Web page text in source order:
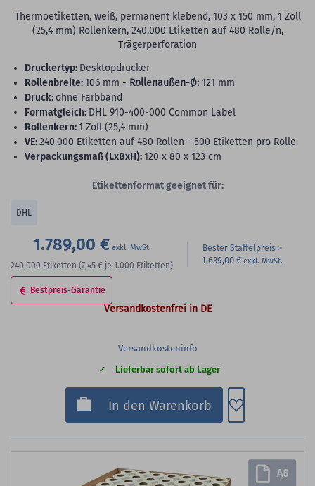
Thermoetiketten, weiß, permanent klebend, 103 x 150 mm, 1 Zoll
(25,4 mm) Rollenkern, 240.000 Etiketten auf 480 Rolle/n,
Trägerperforation
Druckertyp: Desktopdrucker
Rollenbreite:106 mm - Rollenaußen-Ø: 121 mm
Druck: ohne Farbband
Formatgleich: DHL 910-400-000 Common Label
Rollenkern:1 Zoll (25,4 mm)
VE:240.000 Etiketten auf 480 Rollen - 500 Etiketten pro Rolle
Verpackungsmaß (LxBxH):120 x 80 x 123 cm
Etikettenformat geeignet für:
DHL
1.789,00 €
240.000 Etiketten (7,45 € je 1.000 Etiketten)
Bester Staffelpreis
1.639,00 €
Bestpreis-Garantie
Versandkostenfrei in DE
Versandkosteninfo
Lieferbar sofort ab Lager
In den Warenkorb Zum